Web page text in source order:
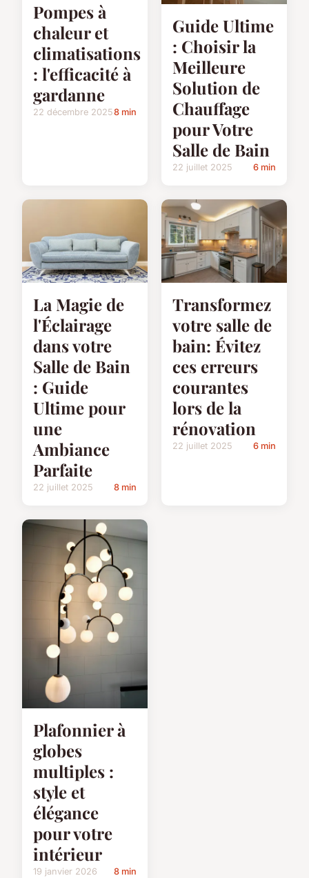
Pompes à
chaleur et
climatisations
: l'efficacité à
gardanne
22 décembre 20258 min
Guide Ultime
: Choisir la
Meilleure
Solution de
Chauffage
pour Votre
Salle de Bain
22 juillet 2025 6 min
La Magie de
l'Éclairage
dans votre
Salle de Bain
: Guide
Ultime pour
une
Ambiance
Parfaite
22 juillet 2025 8 min
Transformez
votre salle de
bain: Évitez
ces erreurs
courantes
lors de la
rénovation
22 juillet 2025 6 min
Plafonnier à
globes
multiples :
style et
élégance
pour votre
intérieur
19 janvier 2026 8 min